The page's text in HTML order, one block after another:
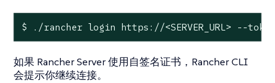
$ ./rancher login https://<SERVER_URL> --token
如果 Rancher Server 使用自签名证书，Rancher CLI
会提示你继续连接。